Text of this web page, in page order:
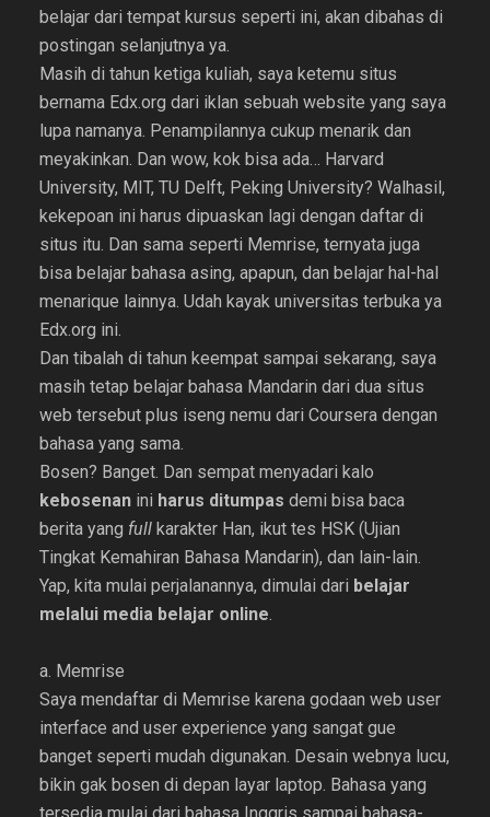
belajar dari tempat kursus seperti ini, akan dibahas di
postingan selanjutnya ya.
Masih di tahun ketiga kuliah, saya ketemu situs
bernama Edx.org dari iklan sebuah website yang saya
lupa namanya. Penampilannya cukup menarik dan
meyakinkan. Dan wow, kok bisa ada… Harvard
University, MIT, TU Delft, Peking University? Walhasil,
kekepoan ini harus dipuaskan lagi dengan daftar di
situs itu. Dan sama seperti Memrise, ternyata juga
bisa belajar bahasa asing, apapun, dan belajar hal-hal
menarique lainnya. Udah kayak universitas terbuka ya
Edx.org ini.
Dan tibalah di tahun keempat sampai sekarang, saya
masih tetap belajar bahasa Mandarin dari dua situs
web tersebut plus iseng nemu dari Coursera dengan
bahasa yang sama.
Bosen? Banget. Dan sempat menyadari kalo
kebosenan ini harus ditumpas demi bisa baca
berita yang full karakter Han, ikut tes HSK (Ujian
Tingkat Kemahiran Bahasa Mandarin), dan lain-lain.
Yap, kita mulai perjalanannya, dimulai dari belajar
melalui media belajar online.
a. Memrise
Saya mendaftar di Memrise karena godaan web user
interface and user experience yang sangat gue
banget seperti mudah digunakan. Desain webnya lucu,
bikin gak bosen di depan layar laptop. Bahasa yang